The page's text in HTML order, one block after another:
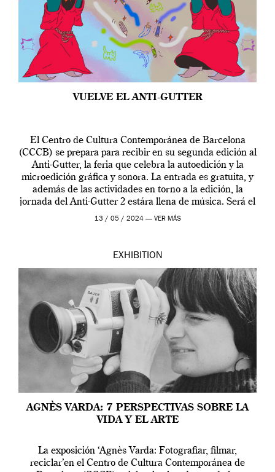
VUELVE EL ANTI-GUTTER
El Centro de Cultura Contemporánea de Barcelona
(CCCB) se prepara para recibir en su segunda edición al
Anti-Gutter, la feria que celebra la autoedición y la
microedición gráfica y sonora. La entrada es gratuita, y
además de las actividades en torno a la edición, la
jornada del Anti-Gutter 2 estára llena de música. Será el
[…]
13 / 05 / 2024 — VER MÁS
EXHIBITION
AGNÈS VARDA: 7 PERSPECTIVAS SOBRE LA
VIDA Y EL ARTE
La exposición ‘Agnès Varda: Fotografiar, filmar,
reciclar’en el Centro de Cultura Contemporánea de